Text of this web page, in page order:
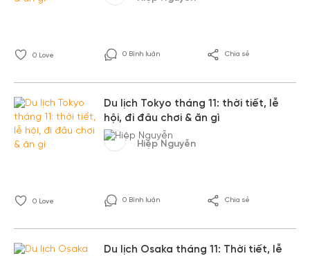
0 Love 0 Bình luận Chia sẻ
Du lịch Tokyo tháng 11: thời tiết, lễ
hội, đi đâu chơi & ăn gì
Hiệp Nguyễn
0 Love 0 Bình luận Chia sẻ
Du lịch Osaka tháng 11: Thời tiết, lễ